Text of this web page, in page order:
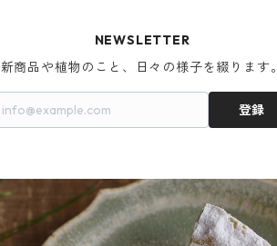
NEWSLETTER
新商品や植物のこと、日々の様子を綴ります。
登録